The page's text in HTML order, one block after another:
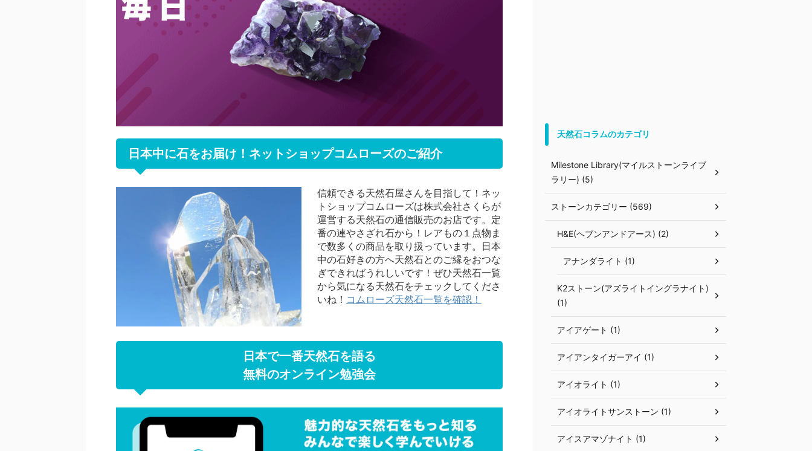
日本中に石をお届け！ネットショップコムローズのご紹介
信頼できる天然石屋さんを目指して！ネッ
トショップコムローズは株式会社さくらが
運営する天然石の通信販売のお店です。定
番の連やさざれ石から！レアもの１点物ま
で数多くの商品を取り扱っています。日本
中の石好きの方へ天然石とのご縁をおつな
ぎできればうれしいです！ぜひ天然石一覧
から気になる天然石をチェックしてくださ
いね！ コムローズ天然石一覧を確認！
日本で一番天然石を語る
無料のオンライン勉強会
天然石コラムのカテゴリ
Milestone Library(マイルストーンライブ
ラリー) (5)
ストーンカテゴリー (569)
H&E(ヘブンアンドアース) (2)
アナンダライト (1)
K2ストーン(アズライトイングラナイト)
(1)
アイアゲート (1)
アイアンタイガーアイ (1)
アイオライト (1)
アイオライトサンストーン (1)
アイスアマゾナイト (1)